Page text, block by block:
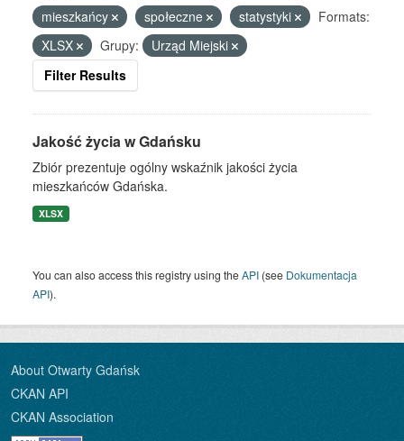
mieszkańcy
społeczne statystyki
Formats:
XLSX
Grupy:
Urząd Miejski
Filter Results
Jakość życia w Gdańsku
Zbiór prezentuje ogólny wskaźnik jakości życia
mieszkańców Gdańska.
XLSX
You can also access this registry using theAPI (see Dokumentacja
API).
About Otwarty Gdańsk
CKAN API
CKAN Association